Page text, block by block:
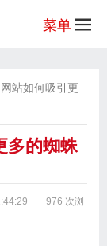
菜单
站如何吸引更
多的蜘蛛
976 次浏